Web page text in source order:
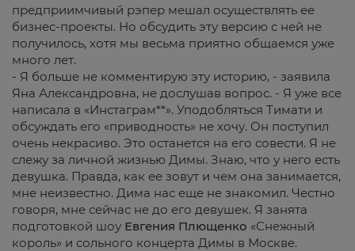
предприимчивый рэпер мешал осуществлять ее
бизнес-проекты. Но обсудить эту версию с ней не
получилось, хотя мы весьма приятно общаемся уже
много лет.
- Я больше не комментирую эту историю, - заявила
Яна Александровна, не дослушав вопрос. - Я уже все
написала в «Инстаграм**». Уподобляться Тимати и
обсуждать его «приводность» не хочу. Он поступил
очень некрасиво. Это останется на его совести. Я не
слежу за личной жизнью Димы. Знаю, что у него есть
девушка. Правда, как ее зовут и чем она занимается,
мне неизвестно. Дима нас еще не знакомил. Честно
говоря, мне сейчас не до его девушек. Я занята
подготовкой шоу Евгения Плющенко «Снежный
король» и сольного концерта Димы в Москве.